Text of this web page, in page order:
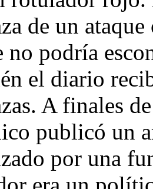
de un
no podría
el diario
A finales
publicó un
por una